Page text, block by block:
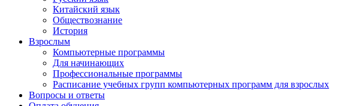
Китайский язык
Обществознание
История
Взрослым
Компьютерные программы
Для начинающих
Профессиональные программы
Расписание учебных групп компьютерных программ для взрослых
Вопросы и ответы